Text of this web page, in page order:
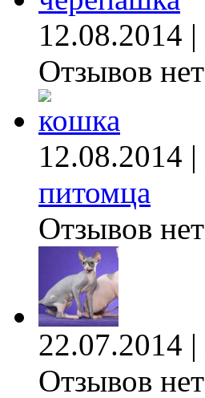
12.08.2014 |
Отзывов нет
12.08.2014 |
питомца
Отзывов нет
22.07.2014 |
Отзывов нет